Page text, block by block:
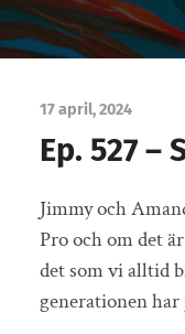
17 april, 2024
Ep. 527 –
Jimmy och
Pro och om det
det som vi alltid
generationen